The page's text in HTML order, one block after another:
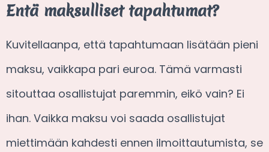
Entä maksulliset tapahtumat?
Kuvitellaanpa, että tapahtumaan lisätään pieni
maksu, vaikkapa pari euroa. Tämä varmasti
sitouttaa osallistujat paremmin, eikö vain? Ei
ihan. Vaikka maksu voi saada osallistujat
miettimään kahdesti ennen ilmoittautumista, se